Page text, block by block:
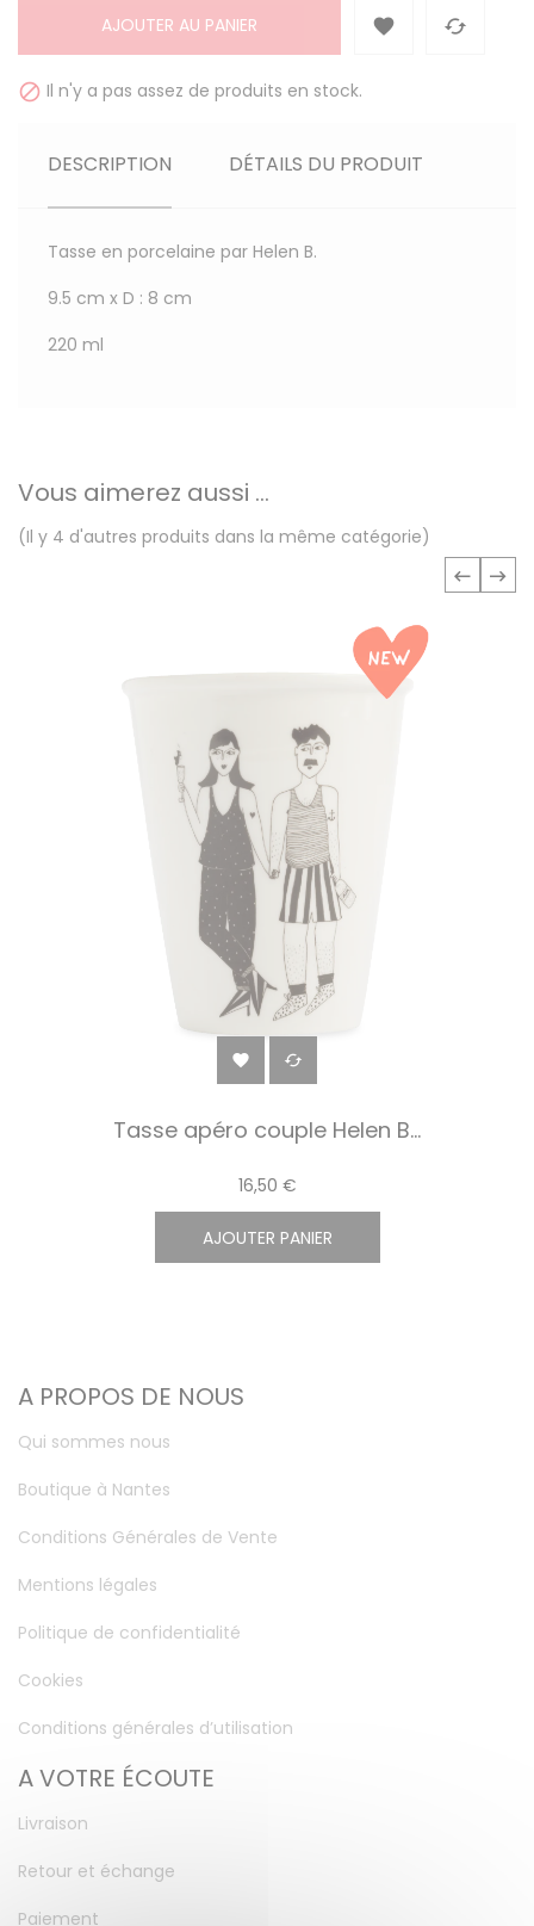
AJOUTER AU PANIER  
 Il n'y a pas assez de produits en stock.
DESCRIPTION DÉTAILS DU PRODUIT
Tasse en porcelaine par Helen B.
9.5 cm x D : 8 cm
220 ml
Vous aimerez aussi ...
(Il y 4 d'autres produits dans la même catégorie)
 
Tasse apéro couple Helen B...
16,50 €
AJOUTER PANIER
A PROPOS DE NOUS
Qui sommes nous
Boutique à Nantes
Conditions Générales de Vente
Mentions légales
Politique de confidentialité
Cookies
Conditions générales d’utilisation
A VOTRE ÉCOUTE
Livraison
Retour et échange
Paiement